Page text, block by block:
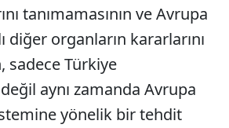
tanımamasının ve Avrupa
diğer organların kararlarını
sadece Türkiye
aynı zamanda Avrupa
yönelik bir tehdit